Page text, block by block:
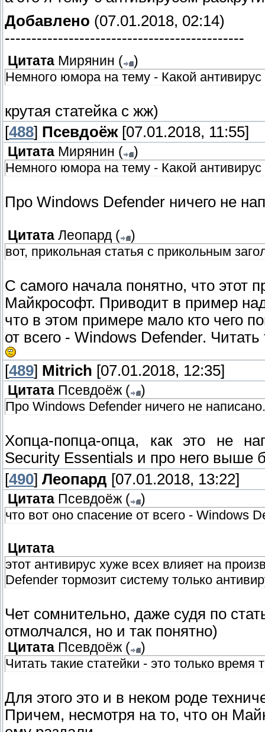
Добавлено (07.01.2018, 02:14)
---------------------------------------------
Цитата Мирянин (
)
Немного юмора на тему - Какой
крутая статейка с жж)
[488] Псевдоёж[07.01.2018, 11:55]
Цитата Мирянин (
)
Немного юмора на тему - Какой
Про Windows Defender ничего не
Цитата Леопард (
)
вот, прикольная статья с прикольным
С самого начала понятно, что этот
Майкрософт. Приводит в пример
что в этом примере мало кто чего
от всего - Windows Defender.
[489] Mitrich [07.01.2018, 12:35]
Цитата Псевдоёж(
)
Про Windows Defender ничего не написано.
Хопца-попца-опца, как это не
Security Essentials и про него выше
[490] Леопард [07.01.2018, 13:22]
Цитата Псевдоёж(
)
что вот оно спасение от всего - Windows
Цитата
этот антивирус хуже всех влияет на
Defender тормозит систему только
Чет сомнительно, даже судя по
отмолчался, но и так понятно)
Цитата Псевдоёж(
)
Читать такие статейки - это только время
Для этого это и в неком роде
Причем, несмотря на то, что он